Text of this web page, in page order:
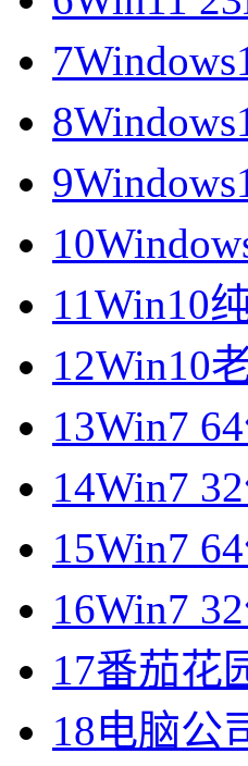
7
8
9
10
11Win10
12Win10
13Win7
14Win7
15Win7
16Win7
17番茄花
18电脑公